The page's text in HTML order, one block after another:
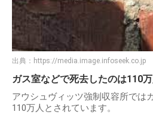
出典： https://media.image.infoseek.co.jp
ガス室などで死去したのは110
アウシュヴィッツ強制収容所では
110万人とされています。